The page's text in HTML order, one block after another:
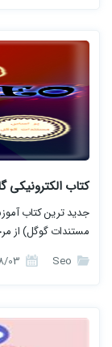
کتاب الکترونیکی
مستندات گوگل) از